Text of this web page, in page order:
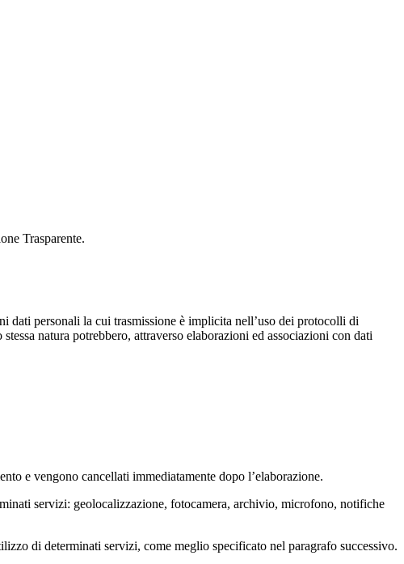
Trasparente.
dati personali la cui trasmissione è implicita nell’uso dei protocolli di
natura potrebbero, attraverso elaborazioni ed associazioni con dati
e vengono cancellati immediatamente dopo l’elaborazione.
servizi: geolocalizzazione, fotocamera, archivio, microfono, notifiche
di determinati servizi, come meglio specificato nel paragrafo successivo.